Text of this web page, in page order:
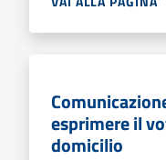
esprimere il
domicilio